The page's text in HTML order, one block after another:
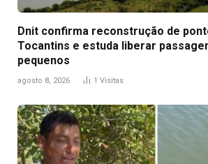
Dnit confirma reconstrução de
Tocantins e estuda liberar
pequenos
agosto 8, 2026 1 Visitas